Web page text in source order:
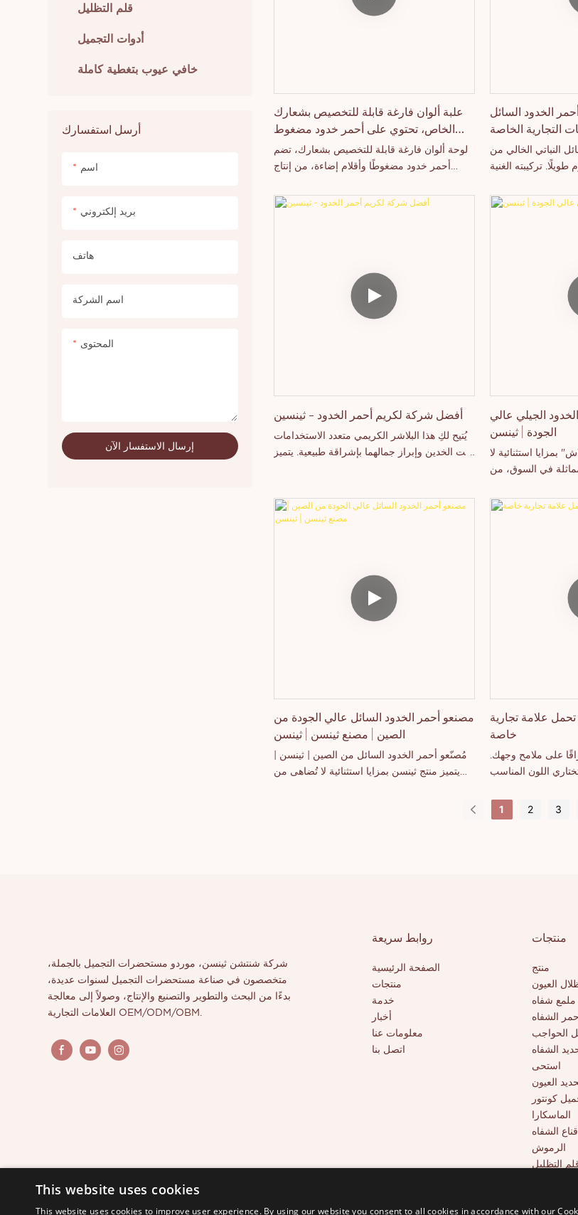
قلم التظليل
أدوات التجميل
خافي عيوب بتغطية كاملة
أرسل استفسارك
اسم
بريد إلكتروني
هاتف
اسم الشركة
المحتوى
إرسال الاستفسار الآن
الخاصة، وللتخصيص،
علبة ألوان فارغة قابلة للتخصيص بشعارك
الخاص، تحتوي على أحمر خدود مضغوط
وهايلايتر
لوحة ألوان فارغة قابلة للتخصيص بشعارك، تضم
أحمر خدود مضغوطًا وأقلام إضاءة، من إنتاج
قوانغدونغ، الصين. بفضل قدراتنا الإنتاجية العالية
مهتمين بمنتجاتنا الجديدة أو ترغبون في معرفة
الخدود السائل
التجارية الخاصة
من الصين | ثينسن
النباتي الخالي من
طويلًا. تركيبته الغنية
من النيود إلى الوردي
ومكياج العيون،
تواصلوا معنا
خاص بكم من البلاشر
أفضل شركة لكريم أحمر الخدود - ثينسين
يُتيح لكِ هذا البلاشر الكريمي متعدد الاستخدامات
نحت الخدين وإبراز جمالهما بإشراقة طبيعية. يتميز
علامات تجارية خاصة.
الجيلي عالي
الجودة | ثينسن
بمزايا استثنائية لا
في السوق، من
على معالجة
مصنعو أحمر الخدود السائل عالي الجودة من
الصين | مصنع ثينسن | ثينسن
مُصنّعو أحمر الخدود السائل من الصين | ثينسن |
يتميز منتج ثينسن بمزايا استثنائية لا تُضاهى من
علامة تجارية
خاصة
على ملامح وجهك.
اللون المناسب
استخدامه أيضًا
الشفاه، والحواجب،
1 2 3
شركة شنتشن ثينسن، موردو مستحضرات التجميل بالجملة،
متخصصون في صناعة مستحضرات التجميل لسنوات عديدة،
بدءًا من البحث والتطوير والتصنيع والإنتاج، وصولاً إلى معالجة
العلامات التجارية OEM/ODM/OBM.
روابط سريعة
الصفحة الرئيسية
منتجات
خدمة
أخبار
معلومات عنا
اتصل بنا
منتجات
منتج
العيون
ملمع شفاه
أحمر الشفاه
الحواجب
الشفاه
استحى
العيون
كونتور
الماسكارا
قناع الشفاه
الرموش
التظليل
This website uses cookies
This website uses cookies to improve user experience. By using our website you consent to all cookies in accordance with our